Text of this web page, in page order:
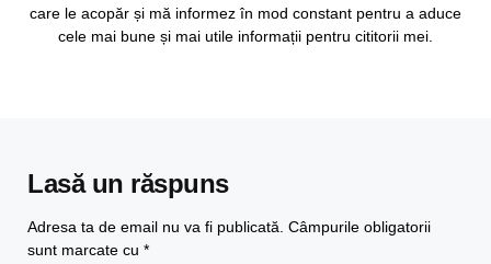
care le acopăr și mă informez în mod constant pentru a aduce
cele mai bune și mai utile informații pentru cititorii mei.
Lasă un răspuns
Adresa ta de email nu va fi publicată. Câmpurile obligatorii
sunt marcate cu *